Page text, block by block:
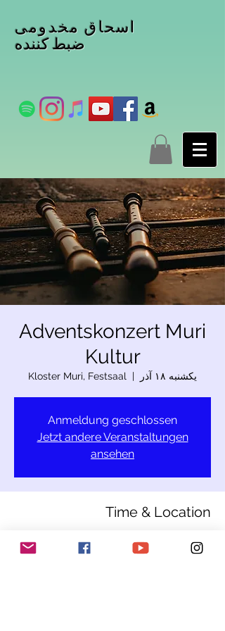
اسحاق مخدومی
ضبط کننده
Adventskonzert Muri
Kultur
یکشنبه ۱۸ آذر
  |
Kloster Muri, Festsaal
Anmeldung geschlossen
Jetzt andere Veranstaltungen
ansehen
Time & Location
Kloster Muri, Festsaal, Seetalstrasse 4,